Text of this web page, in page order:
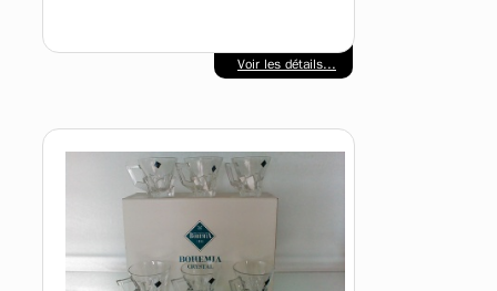
Voir les détails...